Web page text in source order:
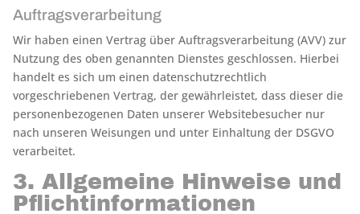
Auftragsverarbeitung
Wir haben einen Vertrag über Auftragsverarbeitung (AVV) zur
Nutzung des oben genannten Dienstes geschlossen. Hierbei
handelt es sich um einen datenschutzrechtlich
vorgeschriebenen Vertrag, der gewährleistet, dass dieser die
personenbezogenen Daten unserer Websitebesucher nur
nach unseren Weisungen und unter Einhaltung der DSGVO
verarbeitet.
3. Allgemeine Hinweise und
Pflicht­informationen